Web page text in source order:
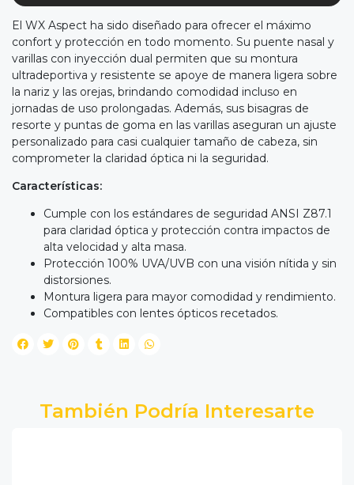
El WX Aspect ha sido diseñado para ofrecer el máximo
confort y protección en todo momento. Su puente nasal y
varillas con inyección dual permiten que su montura
ultradeportiva y resistente se apoye de manera ligera sobre
la nariz y las orejas, brindando comodidad incluso en
jornadas de uso prolongadas. Además, sus bisagras de
resorte y puntas de goma en las varillas aseguran un ajuste
personalizado para casi cualquier tamaño de cabeza, sin
comprometer la claridad óptica ni la seguridad.
Características:
Cumple con los estándares de seguridad ANSI Z87.1
para claridad óptica y protección contra impactos de
alta velocidad y alta masa.
Protección 100% UVA/UVB con una visión nítida y sin
distorsiones.
Montura ligera para mayor comodidad y rendimiento.
Compatibles con lentes ópticos recetados.
También Podría Interesarte